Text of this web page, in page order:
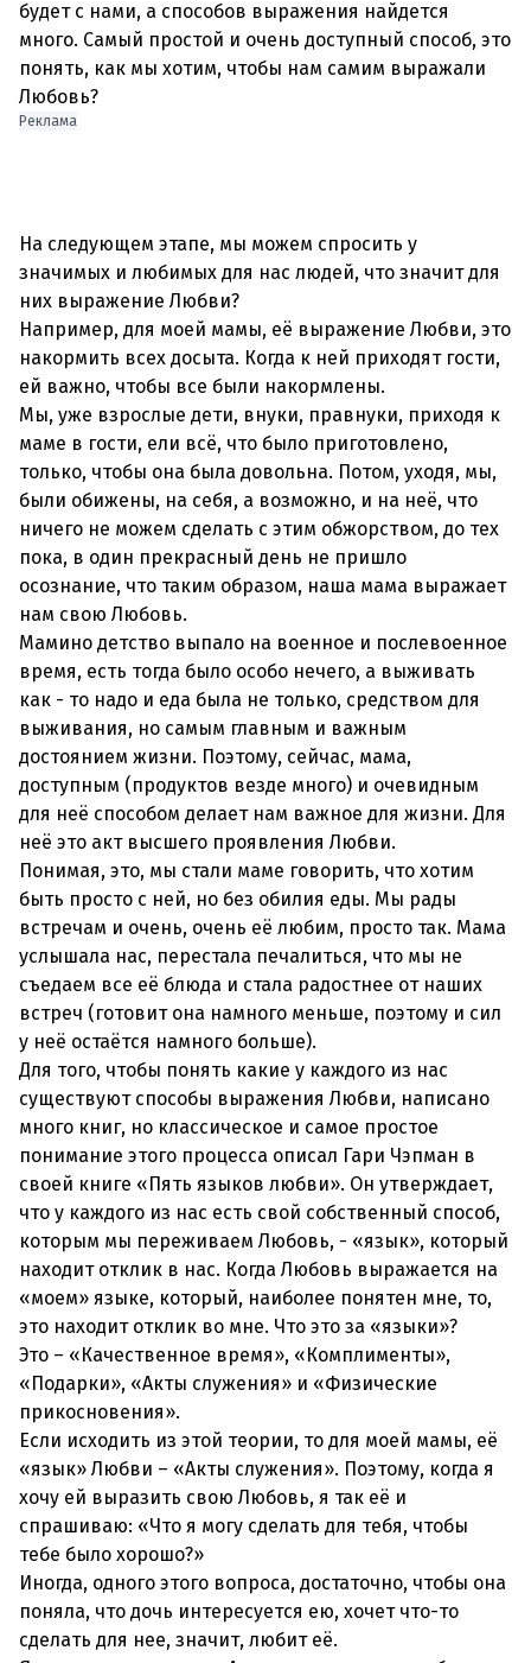
будет с нами, а способов выражения найдется
много. Самый простой и очень доступный способ, это
понять, как мы хотим, чтобы нам самим выражали
Любовь?
Реклама
На следующем этапе, мы можем спросить у
значимых и любимых для нас людей, что значит для
них выражение Любви?
Например, для моей мамы, её выражение Любви, это
накормить всех досыта. Когда к ней приходят гости,
ей важно, чтобы все были накормлены.
Мы, уже взрослые дети, внуки, правнуки, приходя к
маме в гости, ели всё, что было приготовлено,
только, чтобы она была довольна. Потом, уходя, мы,
были обижены, на себя, а возможно, и на неё, что
ничего не можем сделать с этим обжорством, до тех
пока, в один прекрасный день не пришло
осознание, что таким образом, наша мама выражает
нам свою Любовь.
Мамино детство выпало на военное и послевоенное
время, есть тогда было особо нечего, а выживать
как - то надо и еда была не только, средством для
выживания, но самым главным и важным
достоянием жизни. Поэтому, сейчас, мама,
доступным (продуктов везде много) и очевидным
для неё способом делает нам важное для жизни. Для
неё это акт высшего проявления Любви.
Понимая, это, мы стали маме говорить, что хотим
быть просто с ней, но без обилия еды. Мы рады
встречам и очень, очень её любим, просто так. Мама
услышала нас, перестала печалиться, что мы не
съедаем все её блюда и стала радостнее от наших
встреч (готовит она намного меньше, поэтому и сил
у неё остаётся намного больше).
Для того, чтобы понять какие у каждого из нас
существуют способы выражения Любви, написано
много книг, но классическое и самое простое
понимание этого процесса описал Гари Чэпман в
своей книге «Пять языков любви». Он утверждает,
что у каждого из нас есть свой собственный способ,
которым мы переживаем Любовь, - «язык», который
находит отклик в нас. Когда Любовь выражается на
«моем» языке, который, наиболее понятен мне, то,
это находит отклик во мне. Что это за «языки»?
Это – «Качественное время», «Комплименты»,
«Подарки», «Акты служения» и «Физические
прикосновения».
Если исходить из этой теории, то для моей мамы, её
«язык» Любви – «Акты служения». Поэтому, когда я
хочу ей выразить свою Любовь, я так её и
спрашиваю: «Что я могу сделать для тебя, чтобы
тебе было хорошо?»
Иногда, одного этого вопроса, достаточно, чтобы она
поняла, что дочь интересуется ею, хочет что-то
сделать для нее, значит, любит её.